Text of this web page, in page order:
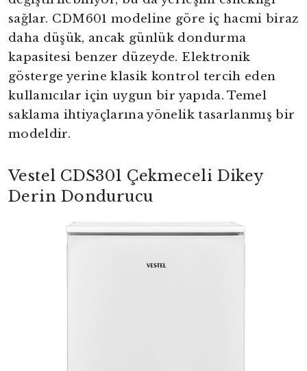
sağlar. CDM601 modeline göre iç hacmi biraz
daha düşük, ancak günlük dondurma
kapasitesi benzer düzeyde. Elektronik
gösterge yerine klasik kontrol tercih eden
kullanıcılar için uygun bir yapıda. Temel
saklama ihtiyaçlarına yönelik tasarlanmış bir
modeldir.
Vestel CDS301 Çekmeceli Dikey
Derin Dondurucu